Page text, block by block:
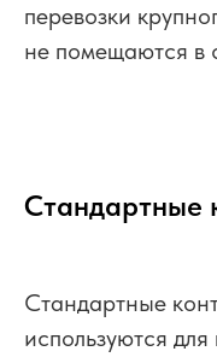
перевозки
не помещаются в
Стандартные
Стандартные
используются